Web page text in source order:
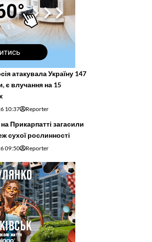
атакувала Україну 147
є влучання на 15
10:37 Reporter
Прикарпатті загасили
сухої рослинності
09:50 Reporter